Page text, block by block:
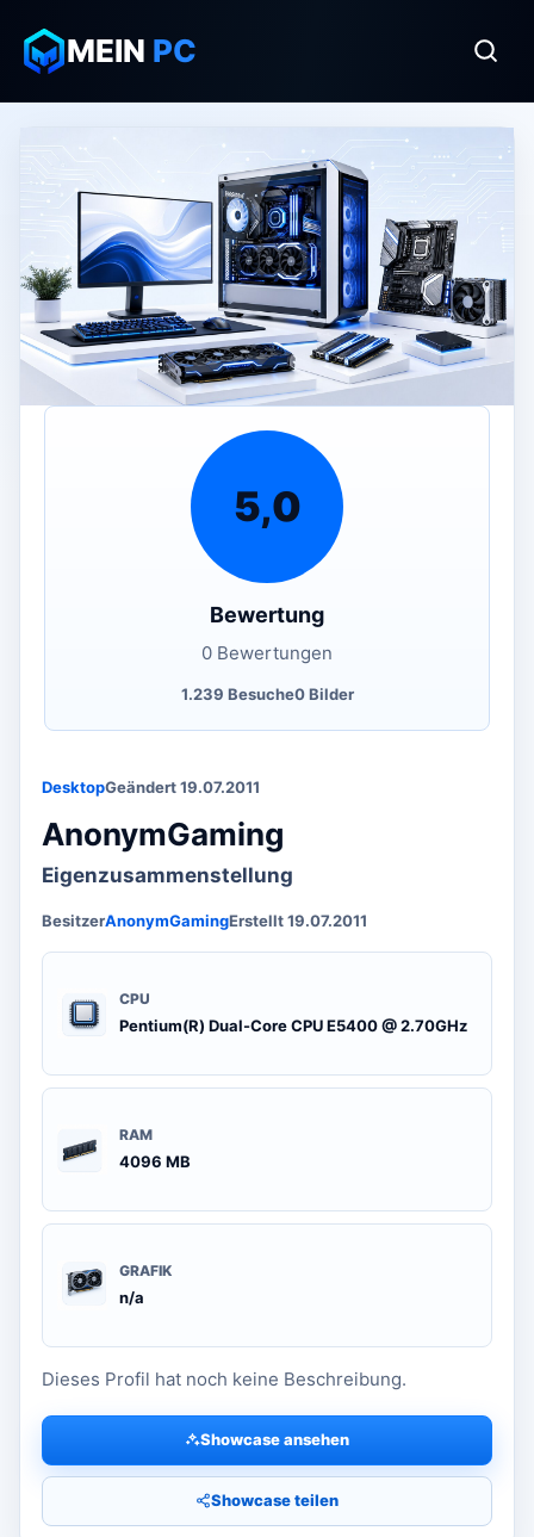
MEIN PC
DesktopGeändert 19.07.2011
AnonymGaming
Eigenzusammenstellung
BesitzerAnonymGamingErstellt 19.07.2011
CPU
Pentium(R) Dual-Core CPU E5400 @ 2.70GHz
RAM
4096 MB
GRAFIK
n/a
Dieses Profil hat noch keine Beschreibung.
Showcase ansehen
Showcase teilen
5,0
Bewertung
0 Bewertungen
1.239 Besuche0 Bilder